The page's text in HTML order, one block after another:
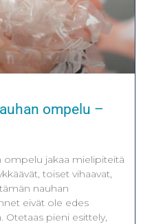
ompelu –
ompelu jakaa mielipiteitä
toiset vihaavat,
nauhan
eivät ole edes
Otetaas pieni esittely,